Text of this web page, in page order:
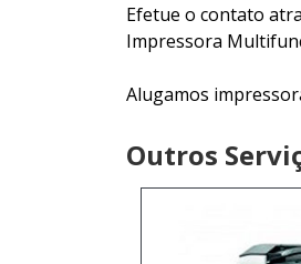
Efetue o contato
Impressora
Alugamos
Outros